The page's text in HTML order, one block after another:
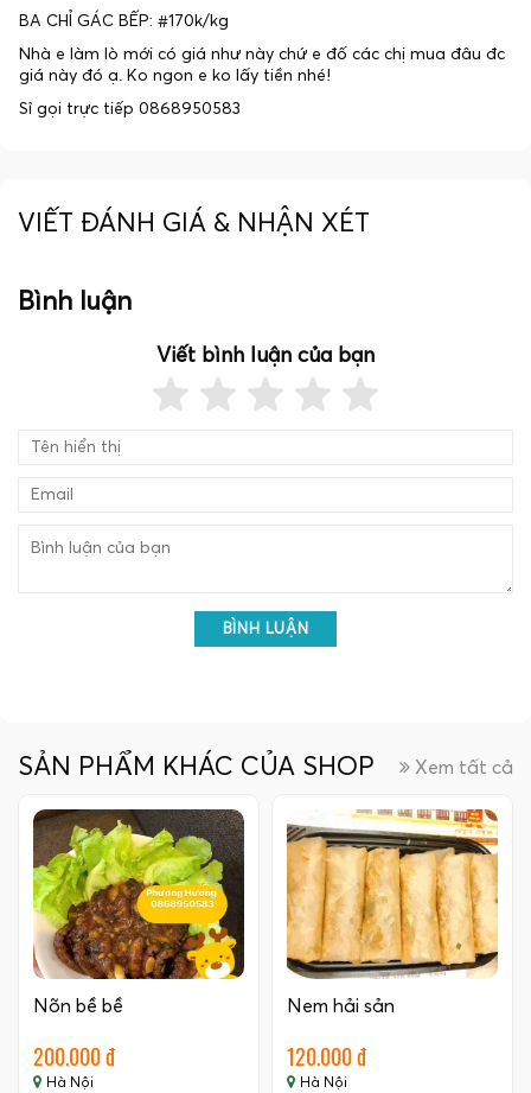
BA CHỈ GÁC BẾP: #170k/kg
Nhà e làm lò mới có giá như này chứ e đố các chị mua đâu đc
giá này đó ạ. Ko ngon e ko lấy tiền nhé!
Sỉ gọi trực tiếp 0868950583
VIẾT ĐÁNH GIÁ & NHẬN XÉT
Bình luận
Viết bình luận của bạn
BÌNH LUẬN
SẢN PHẨM KHÁC CỦA SHOP Xem tất cả
Nõn bề bề
200.000 đ
Hà Nội
Nem hải sản
120.000 đ
Hà Nội